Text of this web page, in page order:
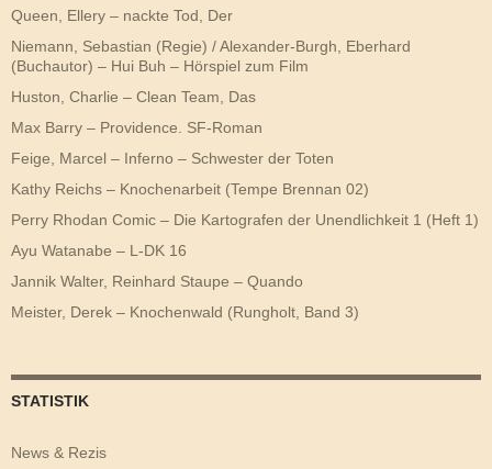
Queen, Ellery – nackte Tod, Der
Niemann, Sebastian (Regie) / Alexander-Burgh, Eberhard
(Buchautor) – Hui Buh – Hörspiel zum Film
Huston, Charlie – Clean Team, Das
Max Barry – Providence. SF-Roman
Feige, Marcel – Inferno – Schwester der Toten
Kathy Reichs – Knochenarbeit (Tempe Brennan 02)
Perry Rhodan Comic – Die Kartografen der Unendlichkeit 1 (Heft 1)
Ayu Watanabe – L-DK 16
Jannik Walter, Reinhard Staupe – Quando
Meister, Derek – Knochenwald (Rungholt, Band 3)
STATISTIK
News & Rezis